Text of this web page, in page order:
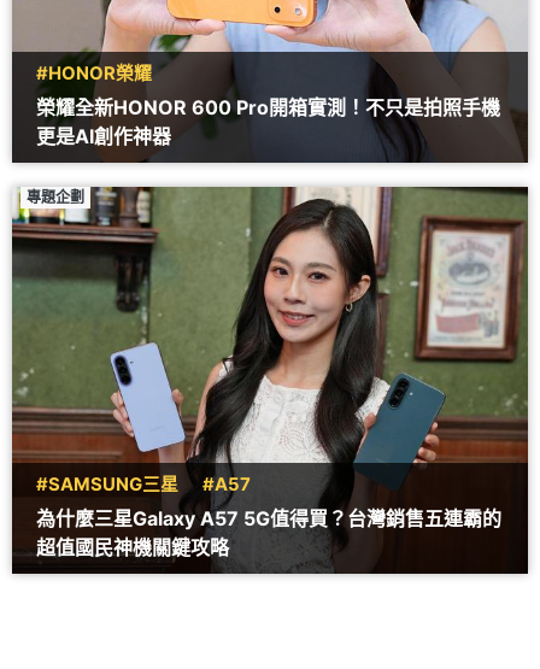
#HONOR榮耀
榮耀全新HONOR 600 Pro開箱實測！不只是拍照手機
更是AI創作神器
專題企劃
#SAMSUNG三星 #A57
為什麼三星Galaxy A57 5G值得買？台灣銷售五連霸的
超值國民神機關鍵攻略